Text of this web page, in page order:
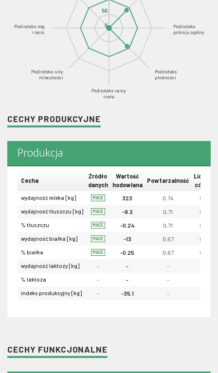
Podindeks
pokroju ogólny
Podindeks
płodności
Podindeks ramy
ciała
Podindeks siły
mleczności
Podindeks nóg
i racic
0
50
CECHY PRODUKCYJNE
Produkcja
Cecha
Źródło
danych
Wartość
hodowlana
Powtarzalność
Liczba
córek
wydajność mleka [kg] MACE 323 0.74 90
wydajność tłuszczu [kg] MACE -9.2 0.71 89
% tłuszczu MACE -0.24 0.71 89
wydajność białka [kg] MACE -13 0.67 89
% białka MACE -0.25 0.67 89
wydajność laktozy [kg] - - -
% laktoza - - -
indeks produkcyjny [kg] - -35.1 -
CECHY FUNKCJONALNE